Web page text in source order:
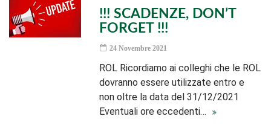
!!! SCADENZE, DON’T
FORGET !!!
24 Novembre 2021
ROL Ricordiamo ai colleghi che le ROL
dovranno essere utilizzate entro e
non oltre la data del 31/12/2021
Eventuali ore eccedenti…